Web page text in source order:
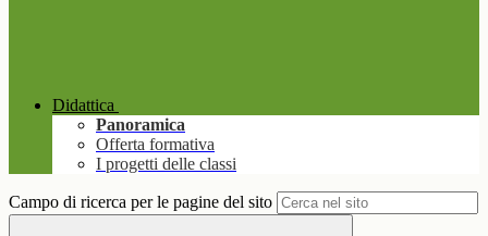
Didattica
Panoramica
Offerta formativa
I progetti delle classi
Campo di ricerca per le pagine del sito